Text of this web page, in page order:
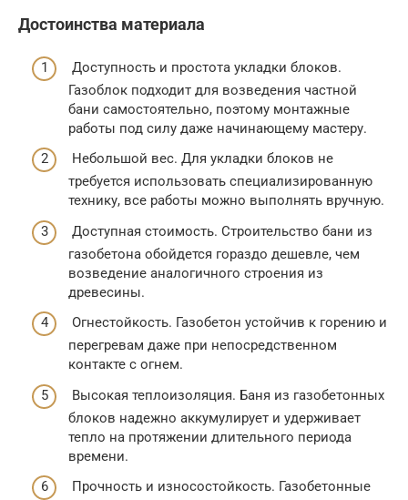
Достоинства материала
Доступность и простота укладки блоков.
Газоблок подходит для возведения частной
бани самостоятельно, поэтому монтажные
работы под силу даже начинающему мастеру.
Небольшой вес. Для укладки блоков не
требуется использовать специализированную
технику, все работы можно выполнять вручную.
Доступная стоимость. Строительство бани из
газобетона обойдется гораздо дешевле, чем
возведение аналогичного строения из
древесины.
Огнестойкость. Газобетон устойчив к горению и
перегревам даже при непосредственном
контакте с огнем.
Высокая теплоизоляция. Баня из газобетонных
блоков надежно аккумулирует и удерживает
тепло на протяжении длительного периода
времени.
Прочность и износостойкость. Газобетонные